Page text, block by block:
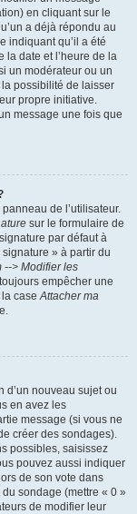
en cliquant sur le
a déjà répondu au
indiquant qu’il a été
la date et l’heure de la
un modérateur ou un
possibilité de laisser
propre initiative.
message une fois que
de l’utilisateur.
sur le formulaire de
par défaut à
» à partir du
--> Modifier les
empêcher une
la caseAttacher ma
d’un nouveau sujet ou
en avez les
message (si vous ne
créer des sondages).
possibles, saisissez
pouvez aussi indiquer
de son vote dans
sondage (mettre « 0 »
de modifier leur